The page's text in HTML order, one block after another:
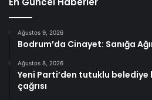
Ağustos 9, 2026
Bodrum’da Cinayet: Sanığa
Ağustos 8, 2026
Yeni Parti’den tutuklu belediye
çağrısı